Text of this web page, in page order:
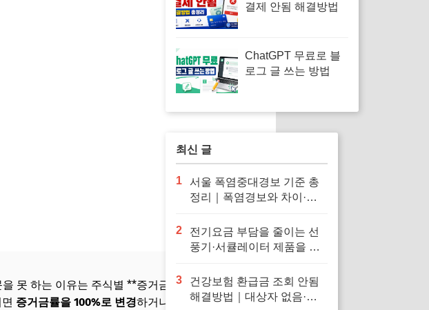
못 하는 이유는 주식별 **증거금률(100%, 40%
증거금률을 100%로 변경하거나 계좌를 현금 전
결제 안됨 해결방법
ChatGPT 무료로 블
로그 글 쓰는 방법
최신 글
1
서울 폭염중대경보 기준 총
정리｜폭염경보와 차이·행
2
전기요금 부담을 줄이는 선
풍기·서큘레이터 제품을 확
3
건강보험 환급금 조회 안됨
해결방법｜대상자 없음·신